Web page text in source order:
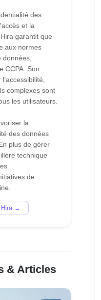
des
et la
garantit que
aux normes
CCPA. Son
complexes sont
les utilisateurs.
la
des données
plus de gérer
technique
de
Hira →
& Articles